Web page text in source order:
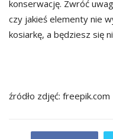
konserwację. Zwróć
czy jakieś elementy nie
kosiarkę, a będziesz się
źródło zdjęć: freepik.com